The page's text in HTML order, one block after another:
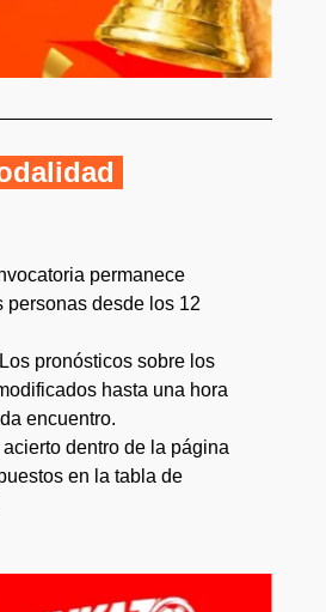
permanece
personas desde los 12
Los pronósticos sobre los
hasta una hora
encuentro.
dentro de la página
en la tabla de